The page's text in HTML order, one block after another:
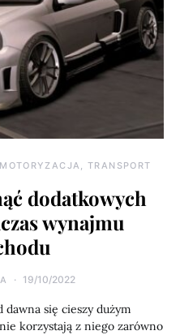
MOTORYZACJA, TRANSPORT
dodatkowych
wynajmu
19/10/2022
się cieszy dużym
korzystają z niego zarówno